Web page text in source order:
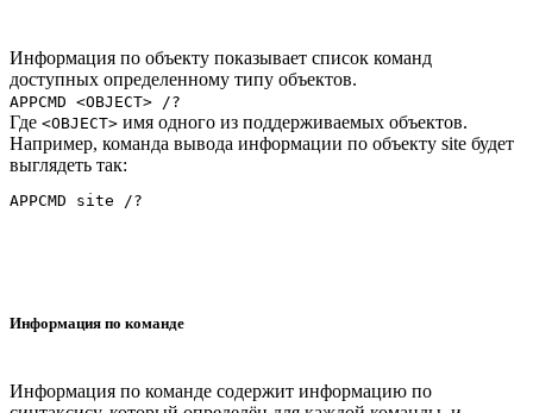
Информация по объекту показывает список команд
доступных определенному типу объектов.
APPCMD <OBJECT> /?
Где <OBJECT> имя одного из поддерживаемых объектов.
Например, команда вывода информации по объекту site будет
выглядеть так:
Информация по команде
Информация по команде содержит информацию по